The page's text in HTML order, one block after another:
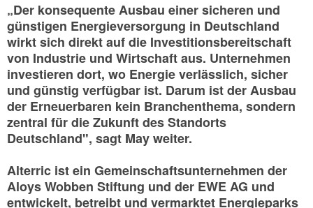
„Der konsequente Ausbau einer sicheren und
günstigen Energieversorgung in Deutschland
wirkt sich direkt auf die Investitionsbereitschaft
von Industrie und Wirtschaft aus. Unternehmen
investieren dort, wo Energie verlässlich, sicher
und günstig verfügbar ist. Darum ist der Ausbau
der Erneuerbaren kein Branchenthema, sondern
zentral für die Zukunft des Standorts
Deutschland", sagt May weiter.
Alterric ist ein Gemeinschaftsunternehmen der
Aloys Wobben Stiftung und der EWE AG und
entwickelt, betreibt und vermarktet Energieparks